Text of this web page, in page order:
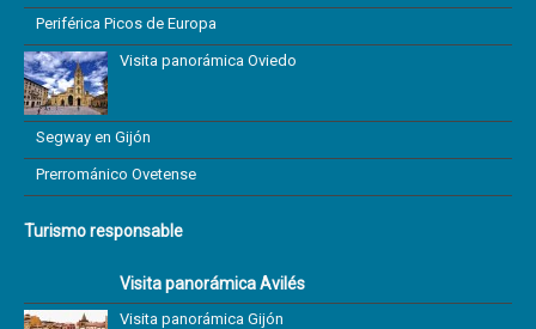
Periférica Picos de Europa
Visita panorámica Oviedo
Segway en Gijón
Prerrománico Ovetense
Turismo responsable
Visita panorámica Avilés
Visita panorámica Gijón